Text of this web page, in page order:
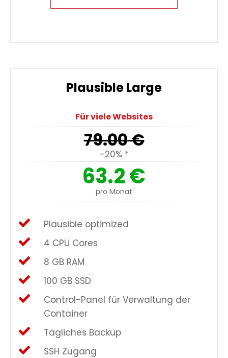
Plausible Large
Für viele Websites
79.00€
-20% *
63.2€
pro Monat
Plausible optimized
4 CPU Cores
8 GB RAM
100 GB SSD
Control-Panel für Verwaltung der
Container
Tägliches Backup
SSH Zugang